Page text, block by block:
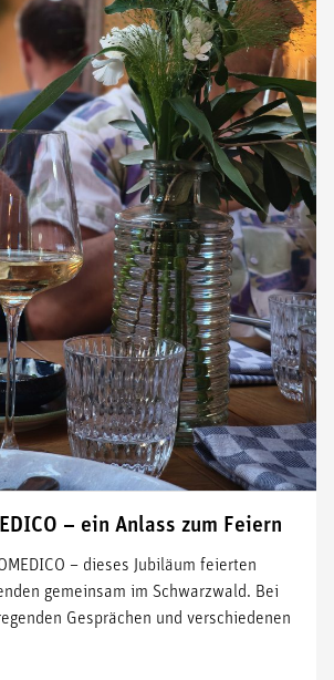
– ein Anlass zum Feiern
– dieses Jubiläum feierten
gemeinsam im Schwarzwald. Bei
Gesprächen und verschiedenen